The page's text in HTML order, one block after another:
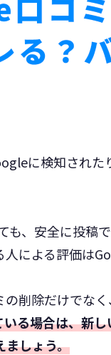
に検知され
も、安全に投稿
による評価は
削除だけでな
る場合は、新
ましょう。